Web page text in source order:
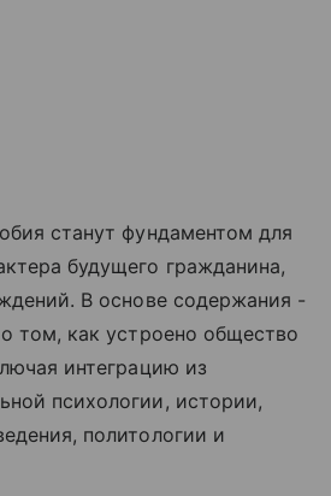
станут фундаментом для
будущего гражданина,
В основе содержания -
том, как устроено общество
интеграцию из
психологии, истории,
политологии и